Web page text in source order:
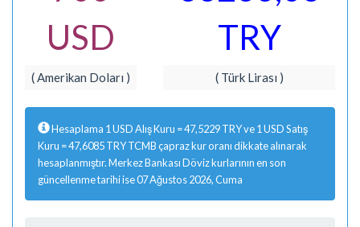
USD
TRY
( Amerikan Doları ) ( Türk Lirası )
Hesaplama 1 USD Alış Kuru = 47,5229 TRY ve 1 USD Satış
Kuru = 47,6085 TRY TCMB çapraz kur oranı dikkate alınarak
hesaplanmıştır. Merkez Bankası Döviz kurlarının en son
güncellenme tarihi ise 07 Ağustos 2026, Cuma